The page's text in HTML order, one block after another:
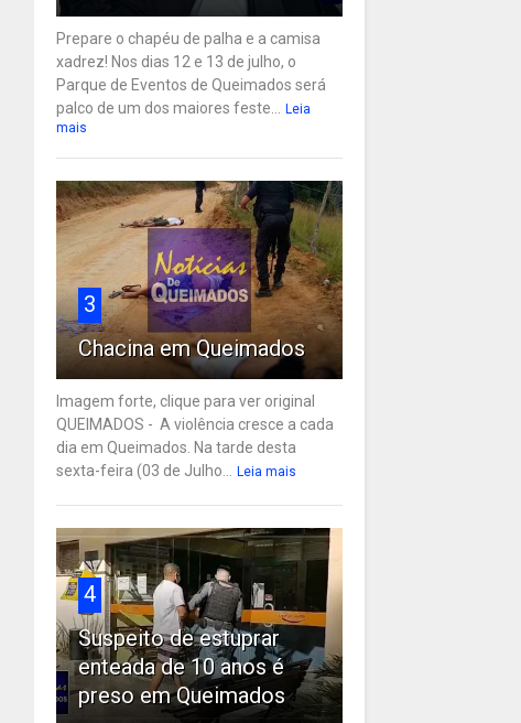
Prepare o chapéu de palha e a camisa
xadrez! Nos dias 12 e 13 de julho, o
Parque de Eventos de Queimados será
palco de um dos maiores feste...
Leia
mais
3
Chacina em Queimados
Imagem forte, clique para ver original
QUEIMADOS - A violência cresce a cada
dia em Queimados. Na tarde desta
sexta-feira (03 de Julho...
Leia mais
4
Suspeito de estuprar
enteada de 10 anos é
preso em Queimados